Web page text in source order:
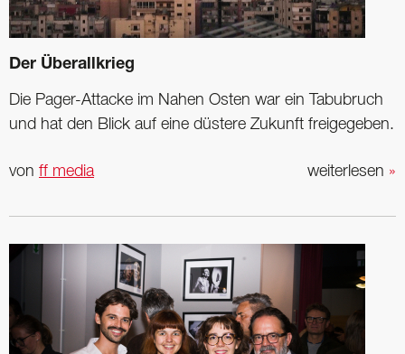
Der Überallkrieg
Die Pager-Attacke im Nahen Osten war ein Tabubruch
und hat den Blick auf eine düstere Zukunft freigegeben.
weiterlesen »
von ff media